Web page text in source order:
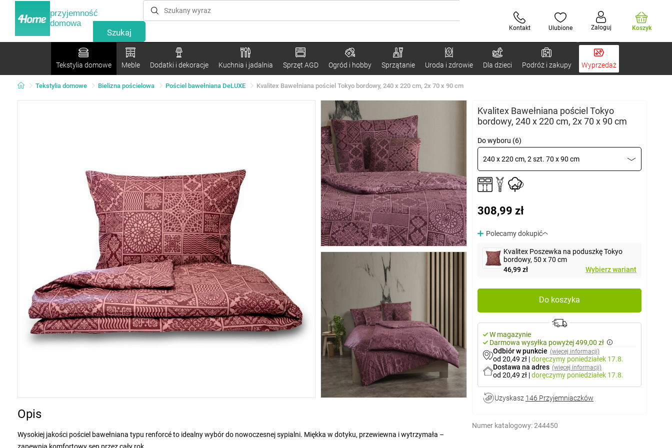
przyjemność
domowa
Kontakt Ulubione Zaloguj Koszyk
Tekstylia domowe Meble Dodatki i dekoracje Kuchnia i jadalnia Sprzęt AGD Ogród i hobby Sprzątanie Uroda i zdrowie Dla dzieci Podróż i zakupy Wyprzedaż
Tekstylia domowe Bielizna pościelowa Pościel bawełniana DeLUXE Kvalitex Bawełniana pościel Tokyo bordowy, 240 x 220 cm, 2x 70 x 90 cm
Kvalitex Bawełniana pościel Tokyo
bordowy, 240 x 220 cm, 2x 70 x 90 cm
Do wyboru (6)
240 x 220 cm, 2 szt. 70 x 90 cm
308,99 zł
Polecamy dokupić
Kvalitex Poszewka na poduszkę Tokyo
bordowy, 50 x 70 cm
46,99 zł
Wybierz wariant
Do koszyka
W magazynie
Darmowa wysyłka powyżej 499,00 zł
Odbiór w punkcie (więcej informacji)
od 20,49 zł |doręczymy poniedziałek 17.8.
Dostawa na adres (więcej informacji)
od 20,49 zł |doręczymy poniedziałek 17.8.
Uzyskasz 146 Przyjemniaczków
Numer katalogowy:244450
Opis
Wysokiej jakości pościel bawełniana typu renforcé to idealny wybór do nowoczesnej sypialni. Miękka w dotyku, przewiewna i wytrzymała –